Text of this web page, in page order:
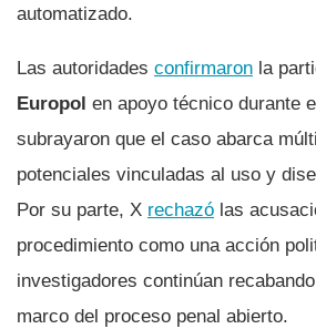
automatizado.
Las autoridades confirmaron la
Europol en apoyo técnico durante
subrayaron que el caso abarca
potenciales vinculadas al uso y
Por su parte, X rechazó las
procedimiento como una acción
investigadores continúan
marco del proceso penal abierto.